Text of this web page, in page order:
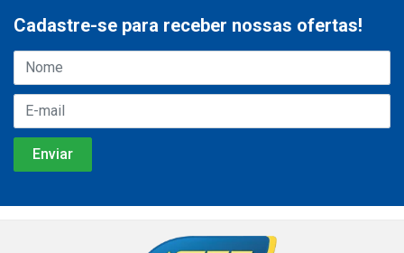
Cadastre-se para receber nossas ofertas!